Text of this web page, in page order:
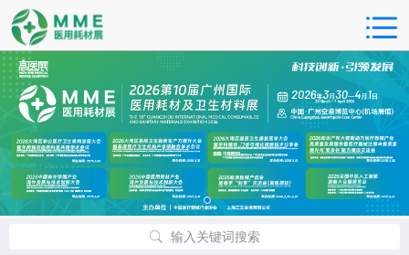
输入关键词搜索